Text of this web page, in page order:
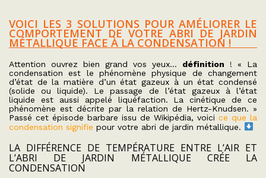
VOICI LES 3 SOLUTIONS POUR AMÉLIORER LE
COMPORTEMENT DE VOTRE ABRI DE JARDIN
MÉTALLIQUE FACE À LA CONDENSATION !
Attention ouvrez bien grand vos yeux… définition ! « La
condensation est le phénomène physique de changement
d’état de la matière d’un état gazeux à un état condensé
(solide ou liquide). Le passage de l’état gazeux à l’état
liquide est aussi appelé liquéfaction. La cinétique de ce
phénomène est décrite par la relation de Hertz-Knudsen. »
Passé cet épisode barbare issu de Wikipédia, voici ce que la
condensation signifie pour votre abri de jardin métallique.
LA DIFFÉRENCE DE TEMPÉRATURE ENTRE L’AIR ET
L’ABRI DE JARDIN MÉTALLIQUE CRÉE LA
CONDENSATION